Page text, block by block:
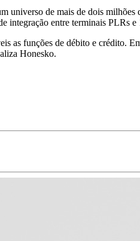
universo de mais de dois
integração entre terminais PLRs
as funções de débito e crédito.
Honesko.